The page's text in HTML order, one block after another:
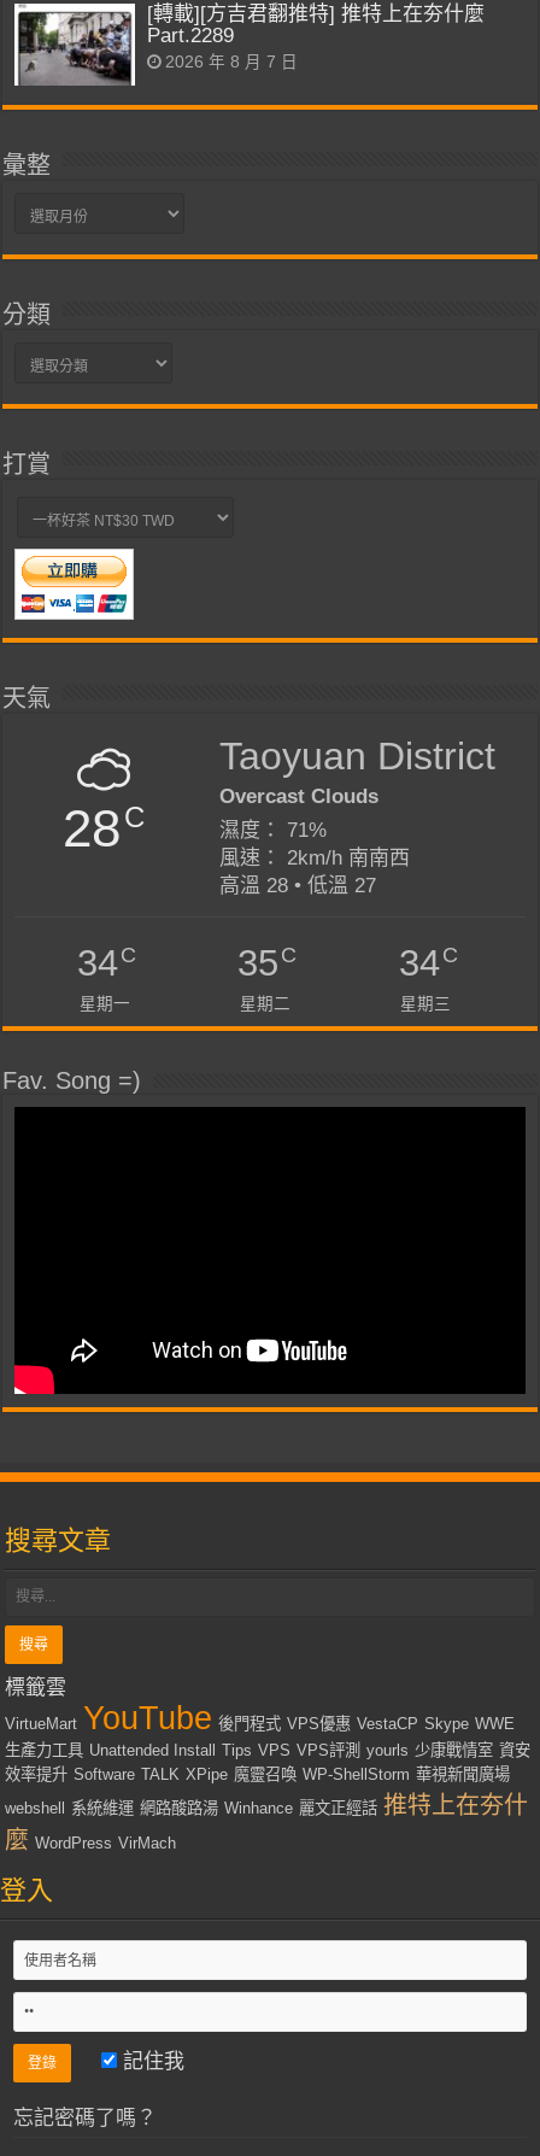
[轉載][方吉君翻推特] 推特上在夯什麼
Part.2289
2026 年 8 月 7 日
彙整
彙
分類
分
打賞
天氣
28C
Taoyuan District
Overcast Clouds
濕度： 71%
風速： 2km/h 南南西
高溫 28 • 低溫 27
34C
星期一
35C
星期二
34C
星期三
Fav. Song =)
搜尋文章
標籤雲
VirtueMart YouTube 後門程式 VPS優惠 VestaCP Skype WWE
生產力工具 Unattended Install Tips VPS VPS評測 yourls 少康戰情室 資安
效率提升 Software TALK XPipe 魔靈召喚 WP-ShellStorm 華視新聞廣場
webshell 系統維運 網路酸路湯 Winhance 麗文正經話 推特上在夯什
麼 WordPress VirMach
登入
記住我
忘記密碼了嗎？